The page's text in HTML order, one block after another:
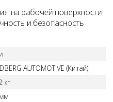
на рабочей поверхности
и безопасность
AUTOMOTIVE (Китай)
кг